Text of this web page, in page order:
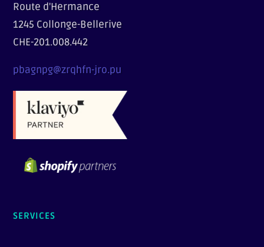
Route d'Hermance
1245 Collonge-Bellerive
CHE-201.008.442
pbagnpg@zrqhfn-jro.pu
SERVICES